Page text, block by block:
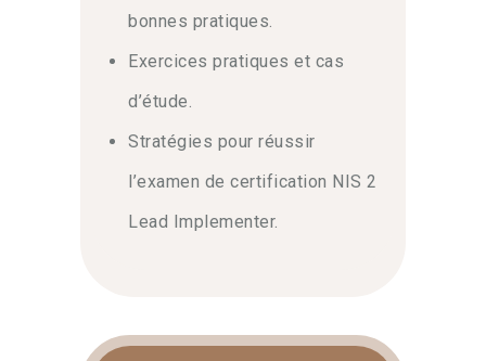
bonnes pratiques.
Exercices pratiques et cas
d’étude.
Stratégies pour réussir
l’examen de certification NIS 2
Lead Implementer.